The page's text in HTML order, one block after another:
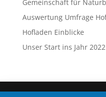
Gemeinschaft für
Auswertung Umfrage
Hofladen Einblicke
Unser Start ins Jahr 2022